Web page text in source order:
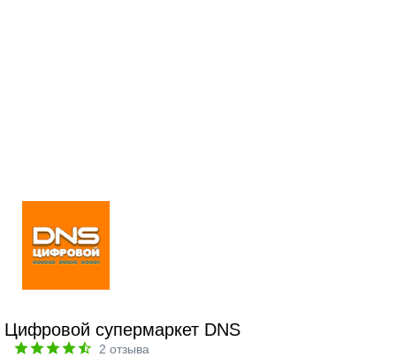
Цифровой супермаркет DNS
2 отзыва